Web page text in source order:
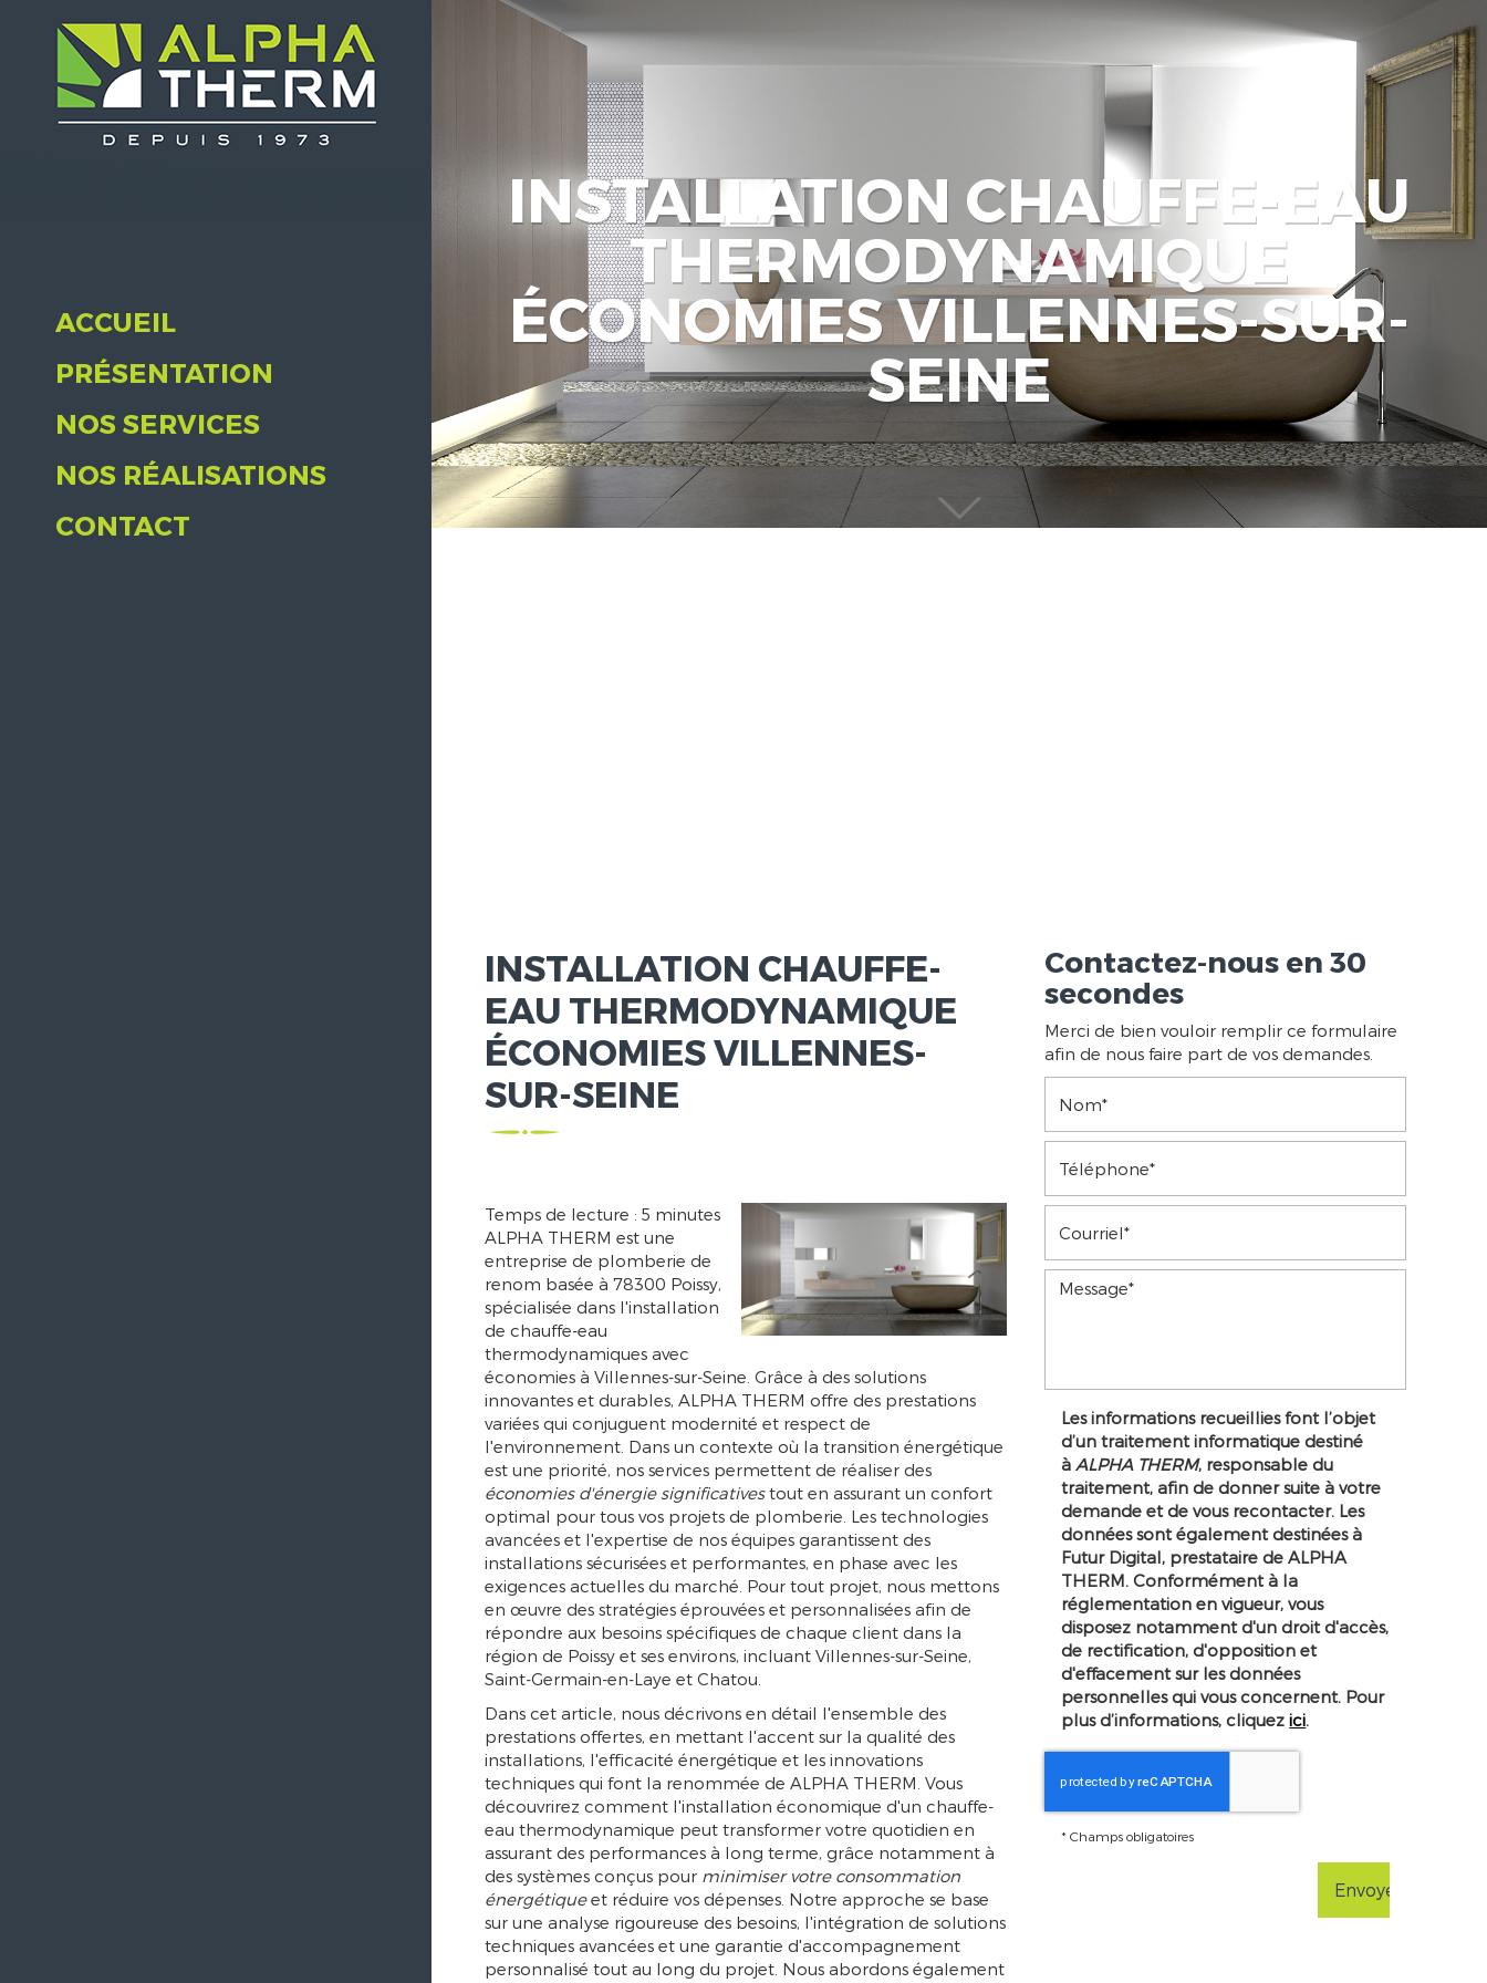
ACCUEIL
PRÉSENTATION
NOS SERVICES
NOS RÉALISATIONS
CONTACT
INSTALLATION CHAUFFE-EAU
THERMODYNAMIQUE
ÉCONOMIES VILLENNES-SUR-
SEINE
Aller au contenu
INSTALLATION CHAUFFE-
EAU THERMODYNAMIQUE
ÉCONOMIES VILLENNES-
SUR-SEINE
Temps de lecture : 5 minutes
ALPHA THERM est une
entreprise de plomberie de
renom basée à 78300 Poissy,
spécialisée dans l'installation
de chauffe-eau
thermodynamiques avec
économies à Villennes-sur-Seine. Grâce à des solutions
innovantes et durables, ALPHA THERM offre des prestations
variées qui conjuguent modernité et respect de
l'environnement. Dans un contexte où la transition énergétique
est une priorité, nos services permettent de réaliser des
économies d'énergie significativestout en assurant un confort
optimal pour tous vos projets de plomberie. Les technologies
avancées et l'expertise de nos équipes garantissent des
installations sécurisées et performantes, en phase avec les
exigences actuelles du marché. Pour tout projet, nous mettons
en œuvre des stratégies éprouvées et personnalisées afin de
répondre aux besoins spécifiques de chaque client dans la
région de Poissy et ses environs, incluant Villennes-sur-Seine,
Saint-Germain-en-Laye et Chatou.
Dans cet article, nous décrivons en détail l'ensemble des
prestations offertes, en mettant l'accent sur la qualité des
installations, l'efficacité énergétique et les innovations
techniques qui font la renommée de ALPHA THERM. Vous
découvrirez comment l'installation économique d'un chauffe-
eau thermodynamique peut transformer votre quotidien en
assurant des performances à long terme, grâce notamment à
des systèmes conçus pour minimiser votre consommation
énergétiqueet réduire vos dépenses. Notre approche se base
sur une analyse rigoureuse des besoins, l'intégration de solutions
techniques avancées et une garantie d'accompagnement
personnalisé tout au long du projet. Nous abordons également
Contactez-nous en 30
secondes
Merci de bien vouloir remplir ce formulaire
afin de nous faire part de vos demandes.
Les informations recueillies font l’objet
d’un traitement informatique destiné
à ALPHA THERM, responsable du
traitement, afin de donner suite à votre
demande et de vous recontacter. Les
données sont également destinées à
Futur Digital, prestataire de ALPHA
THERM. Conformément à la
réglementation en vigueur, vous
disposez notamment d'un droit d'accès,
de rectification, d'opposition et
d'effacement sur les données
personnelles qui vous concernent. Pour
plus d’informations, cliquezici.
*Champs obligatoires